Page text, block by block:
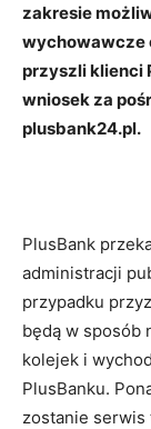
zakresie
wychowawcze
przyszli klienci
wniosek za
plusbank24.pl.
PlusBank
administracji
przypadku
będą w sposób
kolejek i
PlusBanku.
zostanie serwis